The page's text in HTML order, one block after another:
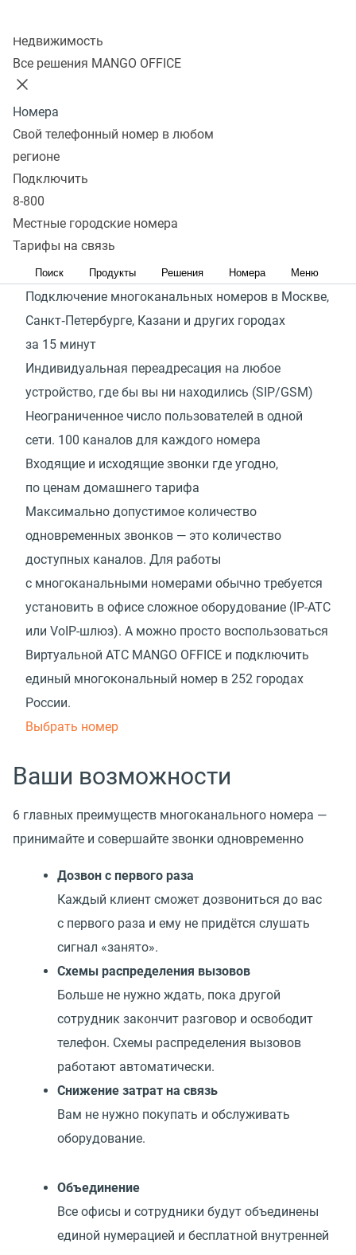
Недвижимость
Все решения MANGO OFFICE
Номера
Свой телефонный номер в любом
регионе
Подключить
8-800
Местные городские номера
Тарифы на связь
Поиск Продукты Решения Номера Меню
Стоимость
Стабильность связи
Многоканальный номер— это номер, который
позволяет принимать и совершать несколько звонков
одновременно.
Подключение многоканальных номеров в Москве,
Санкт‑Петербурге, Казани и других городах
за 15 минут
Индивидуальная переадресация на любое
устройство, где бы вы ни находились (SIP/GSM)
Неограниченное число пользователей в одной
сети. 100 каналов для каждого номера
Входящие и исходящие звонки где угодно,
по ценам домашнего тарифа
Максимально допустимое количество
одновременных звонков — это количество
доступных каналов. Для работы
с многоканальными номерами обычно требуется
установить в офисе сложное оборудование (IP-АТС
или VoIP-шлюз). А можно просто воспользоваться
Виртуальной АТС MANGO OFFICE и подключить
единый многокональный номер в 252 городах
России.
Выбрать номер
Ваши возможности
6 главных преимуществ многоканального номера —
принимайте и совершайте звонки одновременно
Дозвон с первого раза
Каждый клиент сможет дозвониться до вас
с первого раза и ему не придётся слушать
сигнал «занято».
Схемы распределения вызовов
Больше не нужно ждать, пока другой
сотрудник закончит разговор и освободит
телефон. Схемы распределения вызовов
работают автоматически.
Снижение затрат на связь
Вам не нужно покупать и обслуживать
оборудование.
Объединение
Все офисы и сотрудники будут объединены
единой нумерацией и бесплатной внутренней